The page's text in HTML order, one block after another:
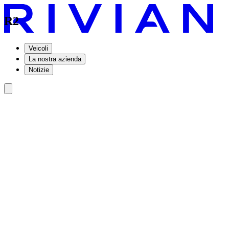
Veicoli
La nostra azienda
Notizie
R2